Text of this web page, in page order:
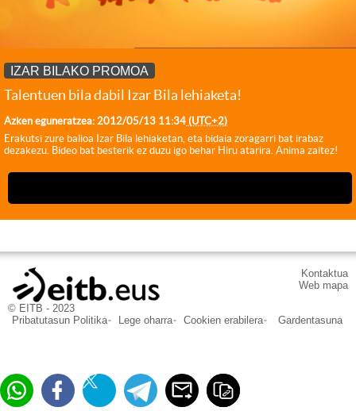
IZAR BILAKO PROMOA
Talentuen bila dabil Izar Bila lehiaketa!
Azken eguneratzea: 2012/05/13 11:34 (UTC+2)
Erakutsi zure balioa Izar Bila lehiaketan, eta bidaia zoragarri bat irabaz
dezakezu. Bideo bat besterik ez duzu igo behar Hiru atarira. Anima zaitez!
© EITB - 2023
Pribatutasun Politika
Lege oharra Cookien erabilera Gardentasuna
Kontaktua
Web mapa